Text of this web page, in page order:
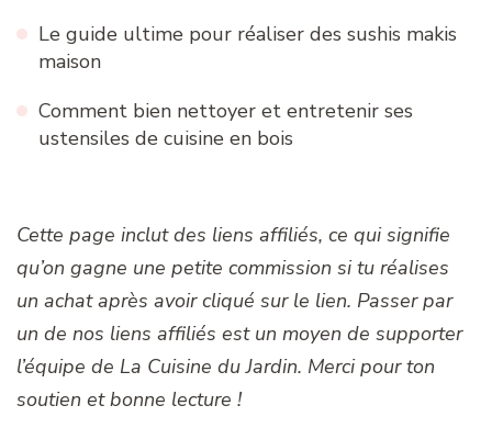
Le guide ultime pour réaliser des sushis makis
maison
Comment bien nettoyer et entretenir ses
ustensiles de cuisine en bois
Cette page inclut des liens affiliés, ce qui signifie
qu’on gagne une petite commission si tu réalises
un achat après avoir cliqué sur le lien. Passer par
un de nos liens affiliés est un moyen de supporter
l’équipe de La Cuisine du Jardin. Merci pour ton
soutien et bonne lecture !